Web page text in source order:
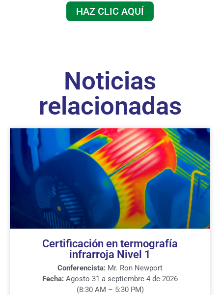
HAZ CLIC AQUÍ
Noticias
relacionadas
Certificación en termografía
infrarroja Nivel 1
Conferencista: Mr. Ron Newport
Fecha: Agosto 31 a septiembre 4 de 2026
(8:30 AM – 5:30 PM)